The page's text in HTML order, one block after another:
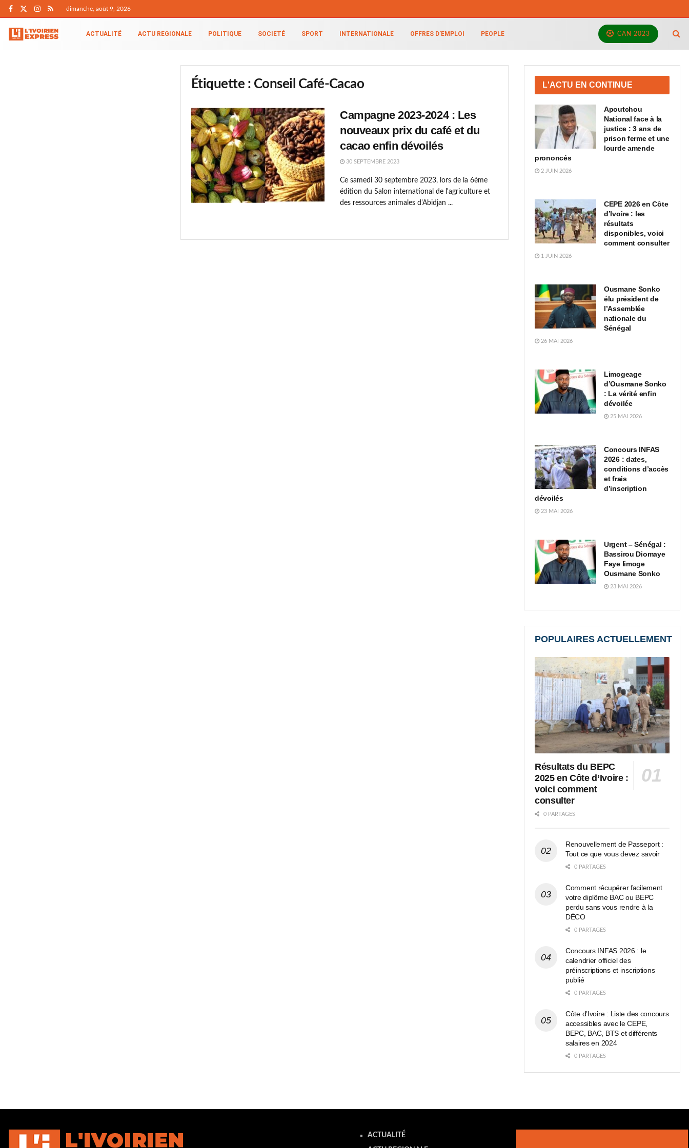
dimanche, août 9, 2026
ACTUALITÉ ACTU REGIONALE POLITIQUE SOCIETÉ SPORT INTERNATIONALE OFFRES D’EMPLOI PEOPLE CAN 2023
Étiquette : Conseil Café-Cacao
Campagne 2023-2024 : Les
nouveaux prix du café et du
cacao enfin dévoilés
30 SEPTEMBRE 2023
Ce samedi 30 septembre 2023, lors de la 6ème
édition du Salon international de l'agriculture et
des ressources animales d'Abidjan ...
L'ACTU EN CONTINUE
Apoutchou
National face à la
justice : 3 ans de
prison ferme et une
lourde amende
prononcés
2 JUIN 2026
CEPE 2026 en Côte
d’Ivoire : les
résultats
disponibles, voici
comment consulter
1 JUIN 2026
Ousmane Sonko
élu président de
l’Assemblée
nationale du
Sénégal
26 MAI 2026
Limogeage
d’Ousmane Sonko
: La vérité enfin
dévoilée
25 MAI 2026
Concours INFAS
2026 : dates,
conditions d’accès
et frais
d’inscription
dévoilés
23 MAI 2026
Urgent – Sénégal :
Bassirou Diomaye
Faye limoge
Ousmane Sonko
23 MAI 2026
POPULAIRES ACTUELLEMENT
Résultats du BEPC
2025 en Côte d’Ivoire :
voici comment
consulter
0 PARTAGES
Renouvellement de Passeport :
Tout ce que vous devez savoir
0 PARTAGES
Comment récupérer facilement
votre diplôme BAC ou BEPC
perdu sans vous rendre à la
DÉCO
0 PARTAGES
Concours INFAS 2026 : le
calendrier officiel des
préinscriptions et inscriptions
publié
0 PARTAGES
Côte d’Ivoire : Liste des concours
accessibles avec le CEPE,
BEPC, BAC, BTS et différents
salaires en 2024
0 PARTAGES
ACTUALITÉ